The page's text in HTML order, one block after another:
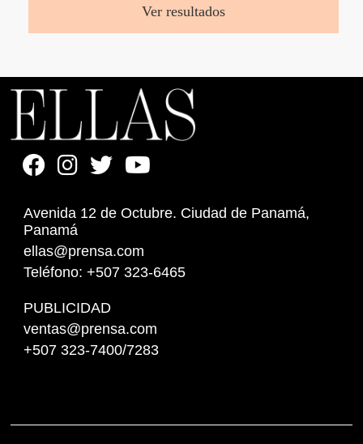
Ver resultados
Avenida 12 de Octubre. Ciudad de Panamá,
Panamá
ellas@prensa.com
Teléfono: +507 323-6465
PUBLICIDAD
ventas@prensa.com
+507 323-7400/7283